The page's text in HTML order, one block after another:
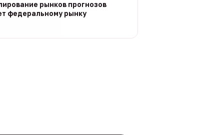
рынков прогнозов
федеральному рынку